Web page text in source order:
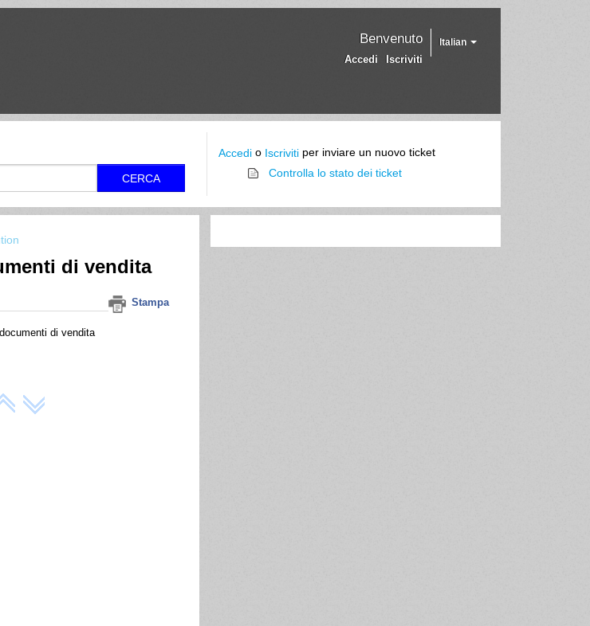
Italian
Benvenuto
Accedi Iscriviti
CERCA
Accedi o Iscriviti per inviare un nuovo ticket
Controlla lo stato dei ticket
di vendita
Stampa
di vendita